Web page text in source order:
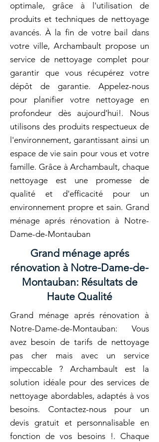
optimale, grâce à l'utilisation de
produits et techniques de nettoyage
avancés. À la fin de votre bail dans
votre ville, Archambault propose un
service de nettoyage complet pour
garantir que vous récupérez votre
dépôt de garantie. Appelez-nous
pour planifier votre nettoyage en
profondeur dès aujourd'hui!. Nous
utilisons des produits respectueux de
l'environnement, garantissant ainsi un
espace de vie sain pour vous et votre
famille. Grâce à Archambault, chaque
nettoyage est une promesse de
qualité et d'efficacité pour un
environnement propre et sain. Grand
ménage aprés rénovation à Notre-
Dame-de-Montauban
Grand ménage aprés
rénovation à Notre-Dame-de-
Montauban: Résultats de
Haute Qualité
Grand ménage aprés rénovation à
Notre-Dame-de-Montauban: Vous
avez besoin de tarifs de nettoyage
pas cher mais avec un service
impeccable ? Archambault est la
solution idéale pour des services de
nettoyage abordables, adaptés à vos
besoins. Contactez-nous pour un
devis gratuit et personnalisable en
fonction de vos besoins !. Chaque